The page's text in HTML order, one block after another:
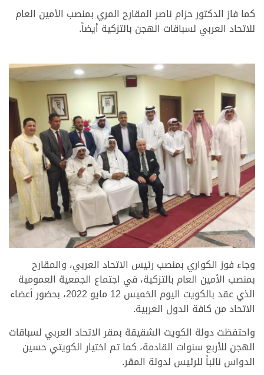
كما فاز الدكتور حزام ناصر المقارح المري بمنصب الأمين العام
للاتحاد العربي لسباقات الهجن بالتزكية أيضاً.
وجاء فوز الكواري بمنصب رئيس الاتحاد العربي، والمقارح
بمنصب الأمين العام بالتزكية، في اجتماع الجمعية العمومية
الذي عقد بالكويت اليوم الخميس 12 مايو 2022، بحضور أعضاء
الاتحاد من كافة الدول العربية.
واحتفظت دولة الكويت الشقيقة بمقر الاتحاد العربي لسباقات
الهجن للأربع سنوات القادمة، كما تم اختيار الكويتي حسين
الدواس نائباً للرئيس لدولة المقر.